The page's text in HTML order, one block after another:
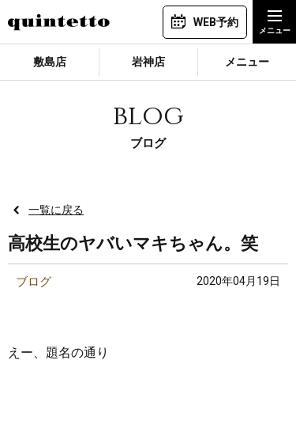
WEB予約
敷島店 岩神店 メニュー
blog
ブログ
一覧に戻る
高校生のヤバいマキちゃん。笑
ブログ 2020年04月19日
えー、題名の通り